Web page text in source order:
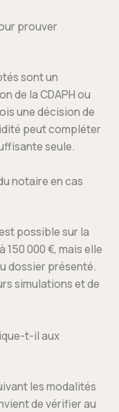
prouver
sont un
de la CDAPH ou
une décision de
peut compléter
seule.
notaire en cas
possible sur la
000 €, mais elle
dossier présenté.
simulations et de
t-il aux
les modalités
de vérifier au